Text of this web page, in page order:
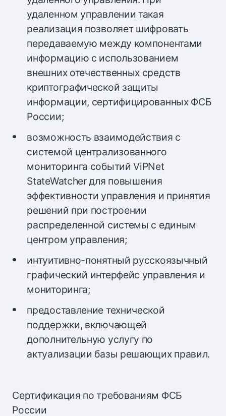
удаленном управлении такая
реализация позволяет шифровать
передаваемую между компонентами
информацию с использованием
внешних отечественных средств
криптографической защиты
информации, сертифицированных ФСБ
России;
возможность взаимодействия с
системой централизованного
мониторинга событий ViPNet
StateWatcher для повышения
эффективности управления и принятия
решений при построении
распределенной системы с единым
центром управления;
интуитивно-понятный русскоязычный
графический интерфейс управления и
мониторинга;
предоставление технической
поддержки, включающей
дополнительную услугу по
актуализации базы решающих правил.
Сертификация по требованиям ФСБ
России